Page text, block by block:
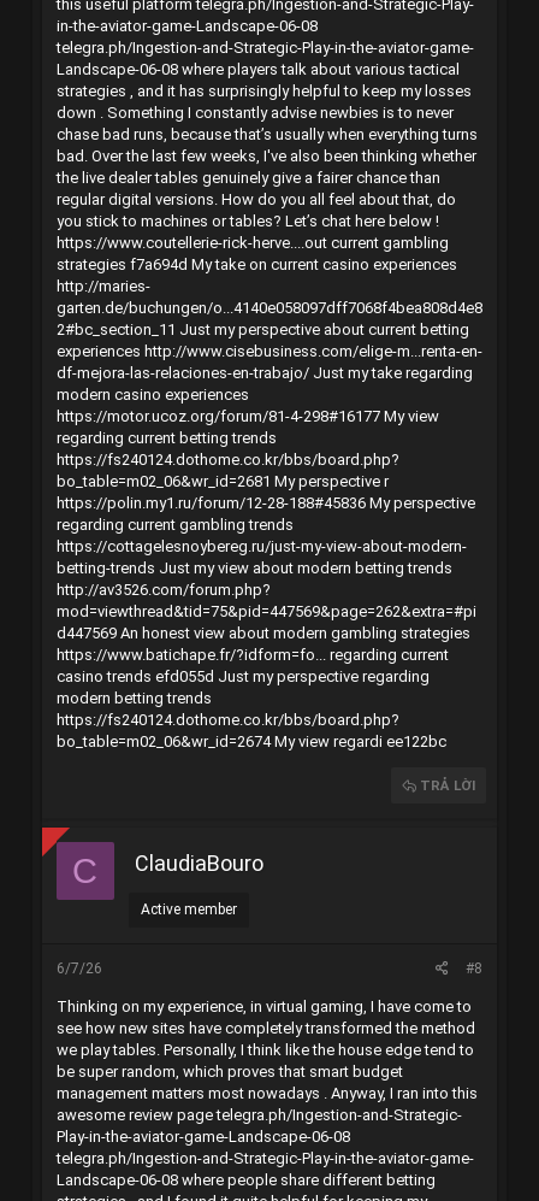
this useful platformtelegra.ph/Ingestion-and-Strategic-Play-
in-the-aviator-game-Landscape-06-08
telegra.ph/Ingestion-and-Strategic-Play-in-the-aviator-game-
Landscape-06-08 where players talk about various tactical
strategies , and it has surprisingly helpful to keep my losses
down . Something I constantly advise newbies is to never
chase bad runs, because that’s usually when everything turns
bad. Over the last few weeks, I've also been thinking whether
the live dealer tables genuinely give a fairer chance than
regular digital versions. How do you all feel about that, do
you stick to machines or tables? Let’s chat here below !
https://www.coutellerie-rick-herve....out current gambling
strategies f7a694d My take on current casino experiences
http://maries-
garten.de/buchungen/o...4140e058097dff7068f4bea808d4e8
2#bc_section_11 Just my perspective about current betting
experiences http://www.cisebusiness.com/elige-m...renta-en-
df-mejora-las-relaciones-en-trabajo/Just my take regarding
modern casino experiences
https://motor.ucoz.org/forum/81-4-298#16177My view
regarding current betting trends
https://fs240124.dothome.co.kr/bbs/board.php?
bo_table=m02_06&wr_id=2681 My perspective r
https://polin.my1.ru/forum/12-28-188#45836My perspective
regarding current gambling trends
https://cottagelesnoybereg.ru/just-my-view-about-modern-
betting-trends Just my view about modern betting trends
http://av3526.com/forum.php?
mod=viewthread&tid=75&pid=447569&page=262&extra=#pi
d447569An honest view about modern gambling strategies
https://www.batichape.fr/?idform=fo... regarding current
casino trends efd055d Just my perspective regarding
modern betting trends
https://fs240124.dothome.co.kr/bbs/board.php?
bo_table=m02_06&wr_id=2674My view regardi ee122bc
TRẢ LỜI
C ClaudiaBouro
Active member
6/7/26 #8
Thinking on my experience, in virtual gaming, I have come to
see how new sites have completely transformed the method
we play tables. Personally, I think like the house edge tend to
be super random, which proves that smart budget
management matters most nowadays . Anyway, I ran into this
awesome review pagetelegra.ph/Ingestion-and-Strategic-
Play-in-the-aviator-game-Landscape-06-08
telegra.ph/Ingestion-and-Strategic-Play-in-the-aviator-game-
Landscape-06-08 where people share different betting